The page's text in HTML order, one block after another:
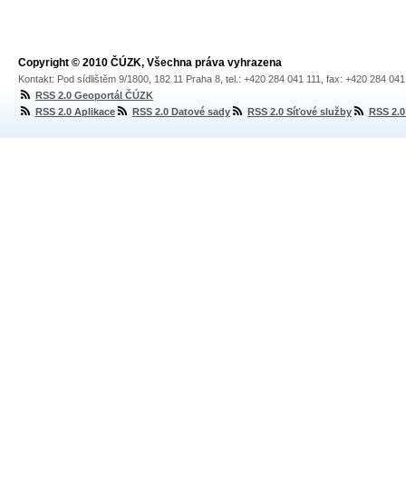
Copyright © 2010 ČÚZK, Všechna práva vyhrazena
Kontakt: Pod sídlištěm 9/1800, 182 11 Praha 8, tel.: +420 284 041 111, fax: +420 284
RSS 2.0 Geoportál ČÚZK
RSS 2.0 Aplikace
RSS 2.0 Datové sady RSS 2.0 Síťové služby RSS